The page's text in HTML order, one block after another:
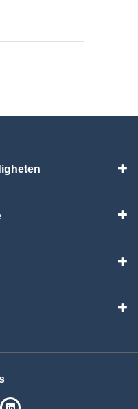
Facebook
på Instagram